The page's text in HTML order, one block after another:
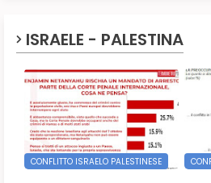
ISRAELE - PALESTINA
CONFLITTO ISRAELO PALESTINESE